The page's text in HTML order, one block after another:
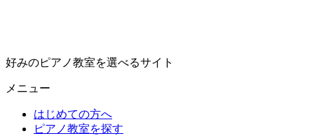
好みのピアノ教室を選べるサイト
メニュー
はじめての方へ
ピアノ教室を探す